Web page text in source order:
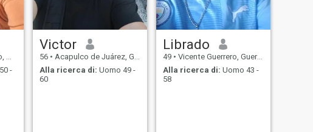
-
Victor
56 • Acapulco de Juárez, Guerrero, Messico
Alla ricerca di: Uomo 49 -
60
Librado
49 • Vicente Guerrero, Guerrero, Messico
Alla ricerca di: Uomo 43 -
58